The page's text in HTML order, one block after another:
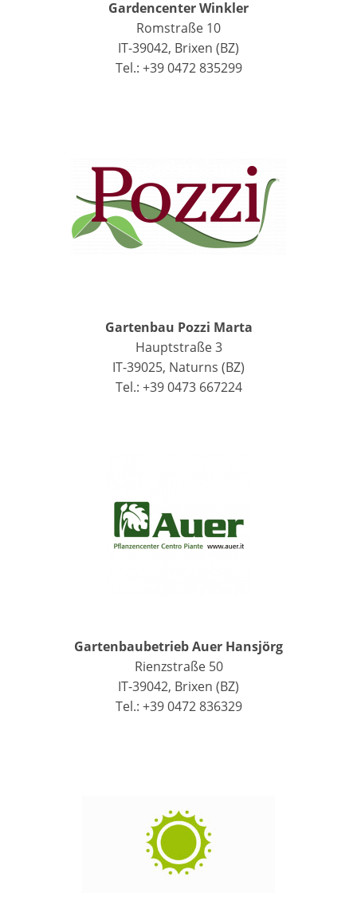
Gardencenter Winkler
Romstraße 10
IT-39042, Brixen (BZ)
Tel.: +39 0472 835299
Gartenbau Pozzi Marta
Hauptstraße 3
IT-39025, Naturns (BZ)
Tel.: +39 0473 667224
Gartenbaubetrieb Auer Hansjörg
Rienzstraße 50
IT-39042, Brixen (BZ)
Tel.: +39 0472 836329